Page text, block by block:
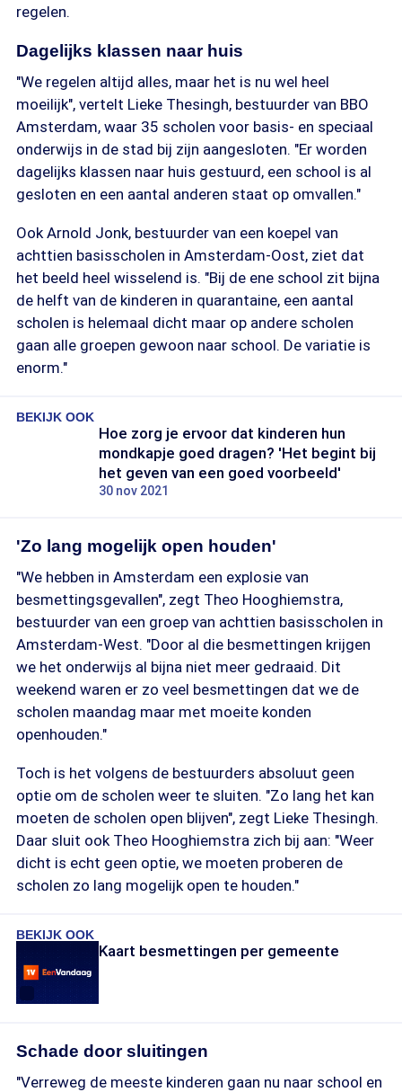
regelen.
Dagelijks klassen naar huis
"We regelen altijd alles, maar het is nu wel heel
moeilijk", vertelt Lieke Thesingh, bestuurder van BBO
Amsterdam, waar 35 scholen voor basis- en speciaal
onderwijs in de stad bij zijn aangesloten. "Er worden
dagelijks klassen naar huis gestuurd, een school is al
gesloten en een aantal anderen staat op omvallen."
Ook Arnold Jonk, bestuurder van een koepel van
achttien basisscholen in Amsterdam-Oost, ziet dat
het beeld heel wisselend is. "Bij de ene school zit bijna
de helft van de kinderen in quarantaine, een aantal
scholen is helemaal dicht maar op andere scholen
gaan alle groepen gewoon naar school. De variatie is
enorm."
BEKIJK OOK
Hoe zorg je ervoor dat kinderen hun
mondkapje goed dragen? 'Het begint bij
het geven van een goed voorbeeld'
30 nov 2021
'Zo lang mogelijk open houden'
"We hebben in Amsterdam een explosie van
besmettingsgevallen", zegt Theo Hooghiemstra,
bestuurder van een groep van achttien basisscholen in
Amsterdam-West. "Door al die besmettingen krijgen
we het onderwijs al bijna niet meer gedraaid. Dit
weekend waren er zo veel besmettingen dat we de
scholen maandag maar met moeite konden
openhouden."
Toch is het volgens de bestuurders absoluut geen
optie om de scholen weer te sluiten. "Zo lang het kan
moeten de scholen open blijven", zegt Lieke Thesingh.
Daar sluit ook Theo Hooghiemstra zich bij aan: "Weer
dicht is echt geen optie, we moeten proberen de
scholen zo lang mogelijk open te houden."
BEKIJK OOK
Kaart besmettingen per gemeente
Schade door sluitingen
"Verreweg de meeste kinderen gaan nu naar school en